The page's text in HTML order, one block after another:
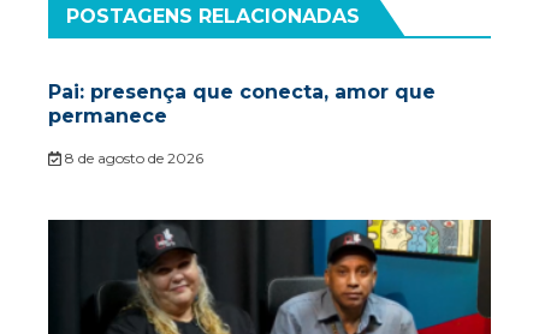
POSTAGENS RELACIONADAS
Pai: presença que conecta, amor que
permanece
8 de agosto de 2026